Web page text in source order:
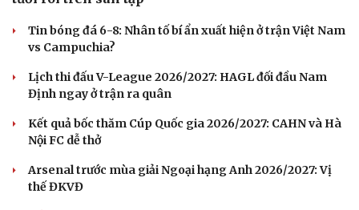
Tin bóng đá 6-8: Nhân tố bí ẩn xuất hiện ở trận Việt Nam
vs Campuchia?
Lịch thi đấu V-League 2026/2027: HAGL đối đầu Nam
Định ngay ở trận ra quân
Kết quả bốc thăm Cúp Quốc gia 2026/2027: CAHN và Hà
Nội FC dễ thở
Arsenal trước mùa giải Ngoại hạng Anh 2026/2027: Vị
thế ĐKVĐ